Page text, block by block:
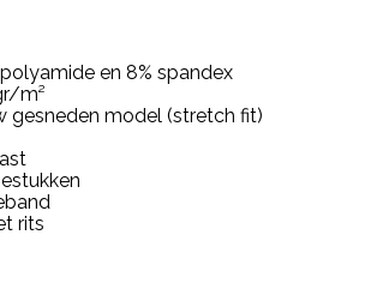
en 8% spandex
m²
gesneden model (stretch fit)
rits